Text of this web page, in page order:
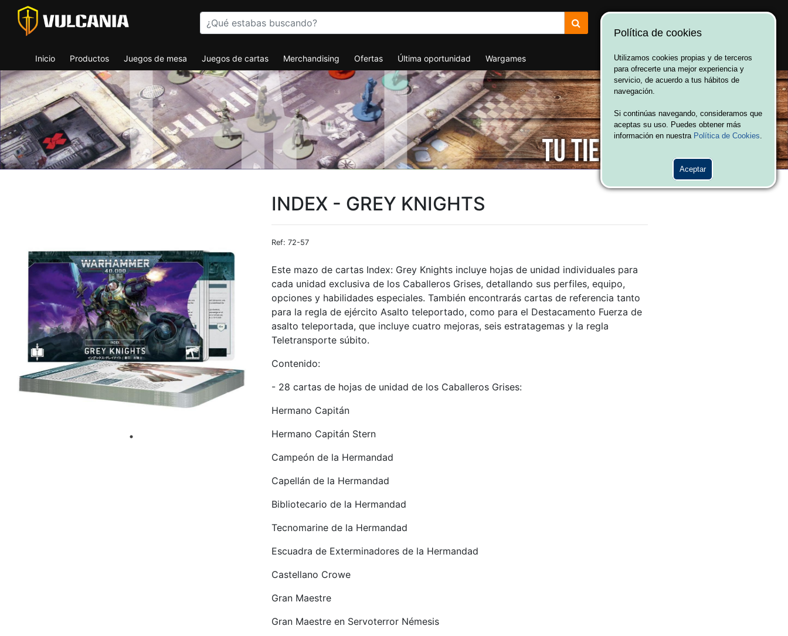
¡Bienvenido a Vulcania!
Hola. Inicia sesión
Inicio Productos Juegos de mesa Juegos de cartas Merchandising Ofertas Última oportunidad Wargames
INDEX - GREY KNIGHTS
Ref: 72-57
Este mazo de cartas Index: Grey Knights incluye hojas de unidad individuales para
cada unidad exclusiva de los Caballeros Grises, detallando sus perfiles, equipo,
opciones y habilidades especiales. También encontrarás cartas de referencia tanto
para la regla de ejército Asalto teleportado, como para el Destacamento Fuerza de
asalto teleportada, que incluye cuatro mejoras, seis estratagemas y la regla
Teletransporte súbito.
Contenido:
- 28 cartas de hojas de unidad de los Caballeros Grises:
Hermano Capitán
Hermano Capitán Stern
Campeón de la Hermandad
Capellán de la Hermandad
Bibliotecario de la Hermandad
Tecnomarine de la Hermandad
Escuadra de Exterminadores de la Hermandad
Castellano Crowe
Gran Maestre
Gran Maestre en Servoterror Némesis
Política de cookies
Utilizamos cookies propias y de terceros
para ofrecerte una mejor experiencia y
servicio, de acuerdo a tus hábitos de
navegación.
Si continúas navegando, consideramos que
aceptas su uso. Puedes obtener más
información en nuestra Política de Cookies.
Aceptar